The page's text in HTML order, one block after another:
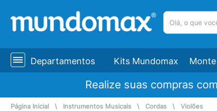
Departamentos Kits Mundomax
Realize suas compras
Página Inicial \ Instrumentos Musicais \ Cordas \ Violões